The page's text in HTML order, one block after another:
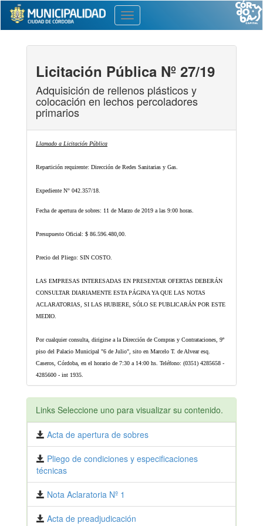
Toggle
navigation
Licitación Pública Nº 27/19
Adquisición de rellenos plásticos y
colocación en lechos percoladores
primarios
Llamado a Licitación Pública
Repartición requirente: Dirección de Redes Sanitarias y Gas.
Expediente N° 042.357/18.
Fecha de apertura de sobres: 11 de Marzo de 2019 a las 9:00 horas.
Presupuesto Oficial: $ 86.596.480,00.
Precio del Pliego: SIN COSTO.
LAS EMPRESAS INTERESADAS EN PRESENTAR OFERTAS DEBERÁN
CONSULTAR DIARIAMENTE ESTA PÁGINA YA QUE LAS NOTAS
ACLARATORIAS, SI LAS HUBIERE, SÓLO SE PUBLICARÁN POR ESTE
MEDIO.
Por cualquier consulta, dirigirse a la Dirección de Compras y Contrataciones, 9º
piso del Palacio Municipal "6 de Julio", sito en Marcelo T. de Alvear esq.
Caseros, Córdoba, en el horario de 7:30 a 14:00 hs. Teléfono: (0351) 4285658 -
4285600 - int 1935.
Links Seleccione uno para visualizar su contenido.
Acta de apertura de sobres
Pliego de condiciones y especificaciones
técnicas
Nota Aclaratoria Nº 1
Acta de preadjudicación